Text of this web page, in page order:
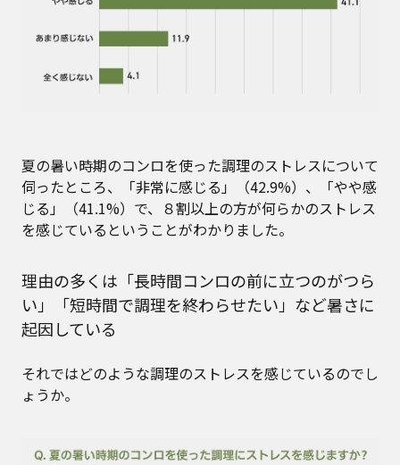
夏の暑い時期のコンロを使った調理のストレスについて
伺ったところ、「非常に感じる」（42.9%）、「やや感
じる」（41.1%）で、８割以上の方が何らかのストレス
を感じているということがわかりました。
理由の多くは「長時間コンロの前に立つのがつら
い」「短時間で調理を終わらせたい」など暑さに
起因している
それではどのような調理のストレスを感じているのでし
ょうか。